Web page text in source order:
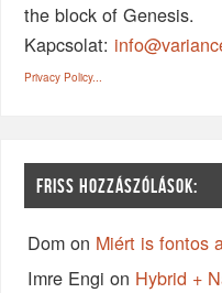
the block of Genesis.
Kapcsolat:
Privacy Policy...
FRISS HOZZÁSZÓLÁSOK:
Dom on Miért is fontos
Imre Engi on Hybrid +